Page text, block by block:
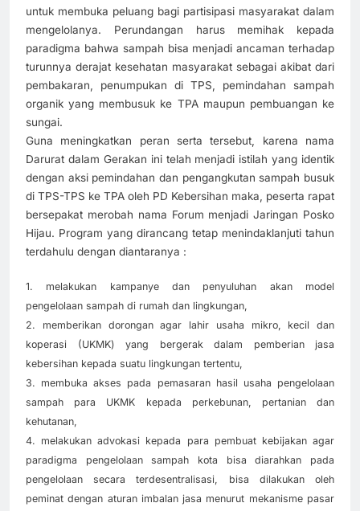
untuk membuka peluang bagi partisipasi masyarakat dalam
mengelolanya. Perundangan harus memihak kepada
paradigma bahwa sampah bisa menjadi ancaman terhadap
turunnya derajat kesehatan masyarakat sebagai akibat dari
pembakaran, penumpukan di TPS, pemindahan sampah
organik yang membusuk ke TPA maupun pembuangan ke
sungai.
Guna meningkatkan peran serta tersebut, karena nama
Darurat dalam Gerakan ini telah menjadi istilah yang identik
dengan aksi pemindahan dan pengangkutan sampah busuk
di TPS-TPS ke TPA oleh PD Kebersihan maka, peserta rapat
bersepakat merobah nama Forum menjadi Jaringan Posko
Hijau. Program yang dirancang tetap menindaklanjuti tahun
terdahulu dengan diantaranya :
1. melakukan kampanye dan penyuluhan akan model
pengelolaan sampah di rumah dan lingkungan,
2. memberikan dorongan agar lahir usaha mikro, kecil dan
koperasi (UKMK) yang bergerak dalam pemberian jasa
kebersihan kepada suatu lingkungan tertentu,
3. membuka akses pada pemasaran hasil usaha pengelolaan
sampah para UKMK kepada perkebunan, pertanian dan
kehutanan,
4. melakukan advokasi kepada para pembuat kebijakan agar
paradigma pengelolaan sampah kota bisa diarahkan pada
pengelolaan secara terdesentralisasi, bisa dilakukan oleh
peminat dengan aturan imbalan jasa menurut mekanisme pasar